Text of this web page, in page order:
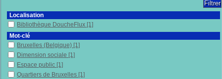
Localisation
Bibliothèque DoucheFlux [1]
Mot-clé
Bruxelles (Belgique) [1]
Dimension sociale [1]
Espace public [1]
Quartiers de Bruxelles [1]